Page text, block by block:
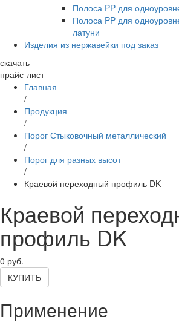
Полоса PP для
Полоса PP для
латуни
Изделия из нержавейки под заказ
скачать
прайс-лист
Главная
/
Продукция
/
Порог Стыковочный металлический
/
Порог для разных высот
/
Краевой переходный профиль DK
Краевой
профиль DK
0 руб.
КУПИТЬ
Применение